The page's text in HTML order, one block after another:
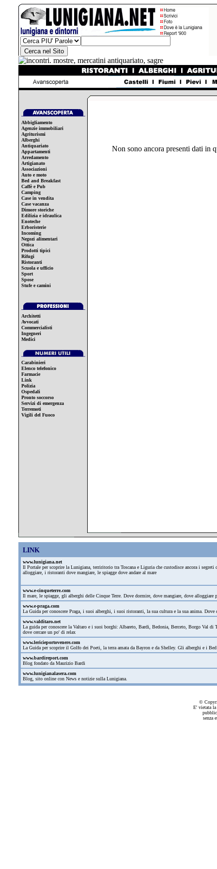
Abbigliamento
Agenzie immobiliari
Agriturismi
Alberghi
Antiquariato
Appartamenti
Arredamento
Artigianato
Associazioni
Auto e moto
Bed and Breakfast
Caffè e Pub
Camping
Case in vendita
Case vacanza
Dimore storiche
Edilizia e idraulica
Enoteche
Erboristerie
Incoming
Negozi alimentari
Ottica
Prodotti tipici
Rifugi
Ristoranti
Scuola e ufficio
Sport
Spose
Stufe e camini
Architetti
Avvocati
Commercialisti
Ingegneri
Medici
Carabinieri
Elenco telefonico
Farmacie
Link
Polizia
Ospedali
Pronto soccorso
Servizi di emergenza
Terremoti
Vigili del Fuoco
Non sono ancora presenti dati in
LINK
www.lunigiana.net
Il Portale per scoprire la Lunigiana, terriritorio tra Toscana e Liguria che custodisce ancora i
alloggiare, i ristoranti dove mangiare, le spiagge dove andare al mare
www.e-cinqueterre.com
Il mare, le spiagge, gli alberghi delle Cinque Terre. Dove dormire, dove mangiare, dove alloggiare
www.e-praga.com
La Guida per conoscere Praga, i suoi alberghi, i suoi ristoranti, la sua cultura e la sua anima.
www.valditaro.net
La guida per conoscere la Valtaro e i suoi borghi: Albareto, Bardi, Bedonia, Berceto, Borgo Val
dove cercare un po' di relax
www.lericieportovenere.com
La Guida per scoprire il Golfo dei Poeti, la terra amata da Bayron e da Shelley. Gli alberghi e i
www.bardireport.com
Blog fondato da Maurizio Bardi
www.lunigianalasera.com
Blog, sito online con News e notizie sulla Lunigiana.
©
E' vietata
senza